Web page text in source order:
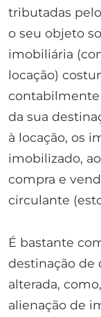
tributadas
o seu objeto
imobiliária
locação)
da sua
à locação, os
imobilizado,
compra e
circulante
É bastante
destinação de
alterada,
alienação de